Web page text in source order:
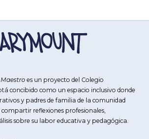
es un proyecto del Colegio
concibido como un espacio inclusivo donde
y padres de familia de la comunidad
reflexiones profesionales,
sobre su labor educativa y pedagógica.